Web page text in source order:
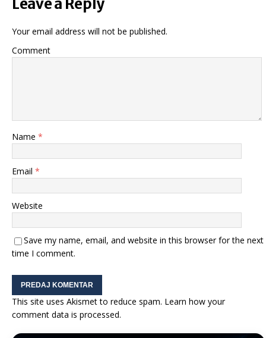
Leave a Reply
Your email address will not be published.
Comment
Name *
Email *
Website
Save my name, email, and website in this browser for the next
time I comment.
This site uses Akismet to reduce spam. Learn how your
comment data is processed.